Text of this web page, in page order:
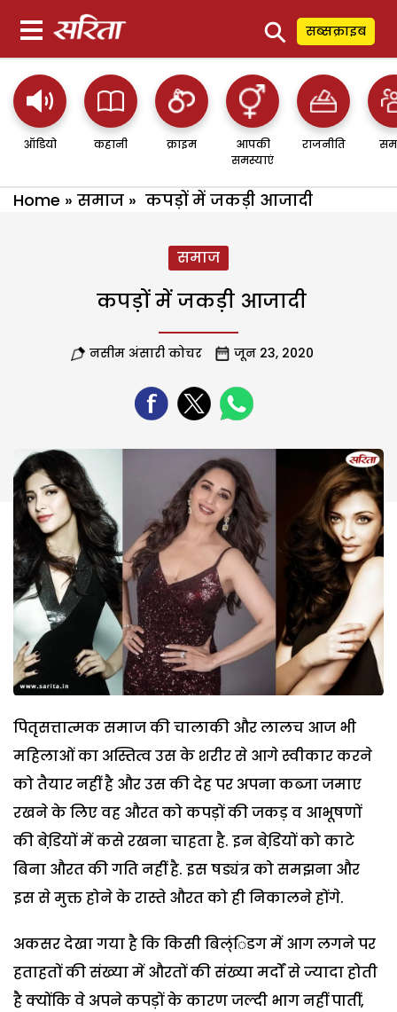
⚲ सब्सक्राइब
ऑडियो कहानी क्राइम
आपकी
समस्याएं
राजनीति
Home » समाज » कपड़ों में जकड़ी आजादी
समाज
कपड़ों में जकड़ी आजादी
नसीम अंसारी कोचर जून 23, 2020
पितृसत्तात्मक समाज की चालाकी और लालच आज भी
महिलाओं का अस्तित्व उस के शरीर से आगे स्वीकार करने
को तैयार नहीं है और उस की देह पर अपना कब्जा जमाए
रखने के लिए वह औरत को कपड़ों की जकड़ व आभूषणों
की बेडि़यों में कसे रखना चाहता है. इन बेडि़यों को काटे
बिना औरत की गति नहीं है. इस षड्यंत्र को समझना और
इस से मुक्त होने के रास्ते औरत को ही निकालने होंगे.
अकसर देखा गया है कि किसी बिल्ंिडग में आग लगने पर
हताहतों की संख्या में औरतों की संख्या मर्दों से ज्यादा होती
है क्योंकि वे अपने कपड़ों के कारण जल्दी भाग नहीं पातीं,